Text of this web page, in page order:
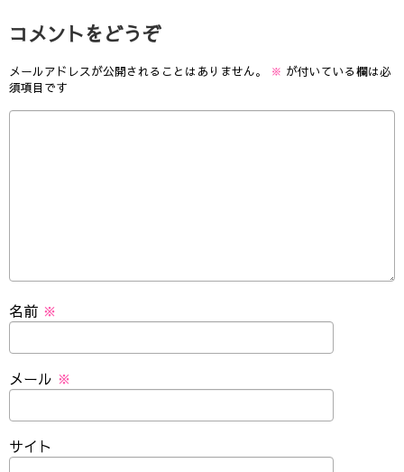
コメントをどうぞ
メールアドレスが公開されることはありません。 ※ が付いている欄は必
須項目です
名前 ※
メール ※
サイト